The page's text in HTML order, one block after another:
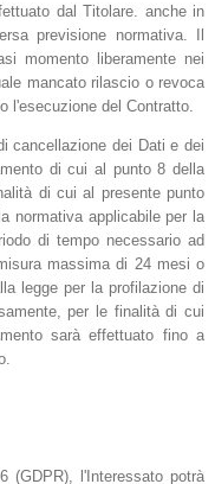
dal Titolare. anche in
previsione normativa. Il
momento liberamente nei
mancato rilascio o revoca
l'esecuzione del Contratto.
cancellazione dei Dati e dei
di cui al punto 8 della
di cui al presente punto
normativa applicabile per la
di tempo necessario ad
massima di 24 mesi o
legge per la profilazione di
per le finalità di cui
sarà effettuato fino a
(GDPR), l'Interessato potrà